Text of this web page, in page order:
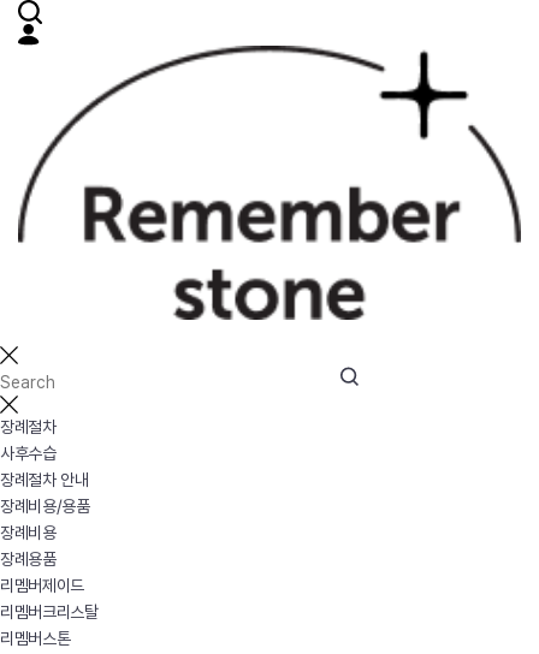
장례절차
사후수습
장례절차 안내
장례비용/용품
장례비용
장례용품
리멤버제이드
리멤버크리스탈
리멤버스톤